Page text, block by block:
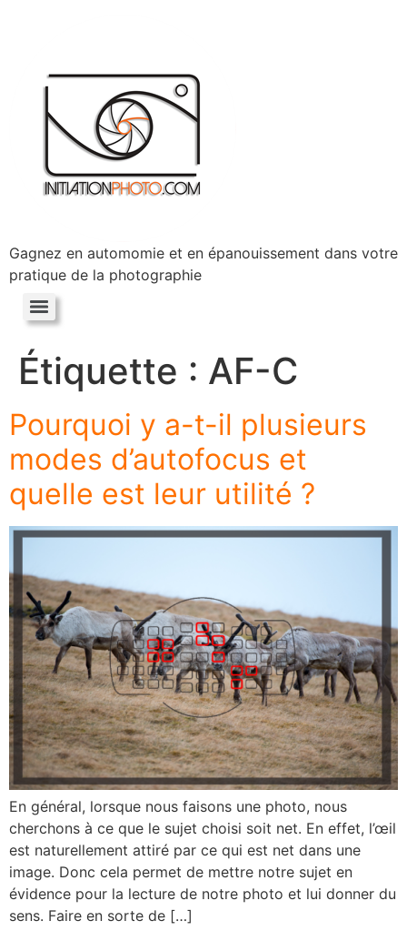
Gagnez en automomie et en épanouissement dans votre
pratique de la photographie
Étiquette : AF-C
Pourquoi y a-t-il plusieurs
modes d’autofocus et
quelle est leur utilité ?
En général, lorsque nous faisons une photo, nous
cherchons à ce que le sujet choisi soit net. En effet, l’œil
est naturellement attiré par ce qui est net dans une
image. Donc cela permet de mettre notre sujet en
évidence pour la lecture de notre photo et lui donner du
sens. Faire en sorte de […]